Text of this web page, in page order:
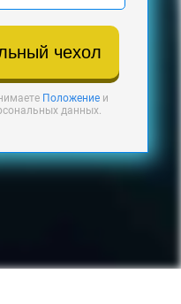
чехол
Положениеи
данных.